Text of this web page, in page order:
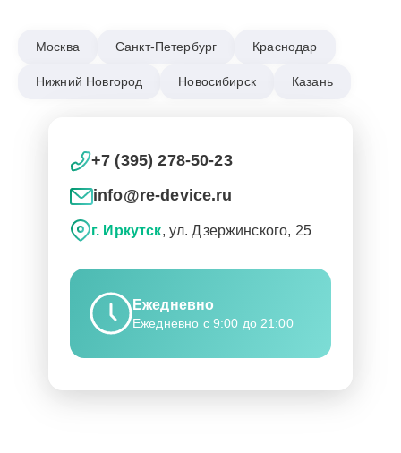
Москва Санкт-Петербург Краснодар
Нижний Новгород Новосибирск Казань
+7 (395) 278-50-23
info@re-device.ru
г. Иркутск, ул. Дзержинского, 25
Ежедневно
Ежедневно с 9:00 до 21:00